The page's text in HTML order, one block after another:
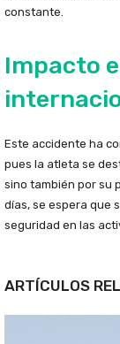
constante.
Impacto
Este accidente ha
pues la atleta se
sino también por su
días, se espera que
seguridad en las
ARTÍCULOS